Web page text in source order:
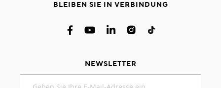
BLEIBEN SIE IN VERBINDUNG
NEWSLETTER